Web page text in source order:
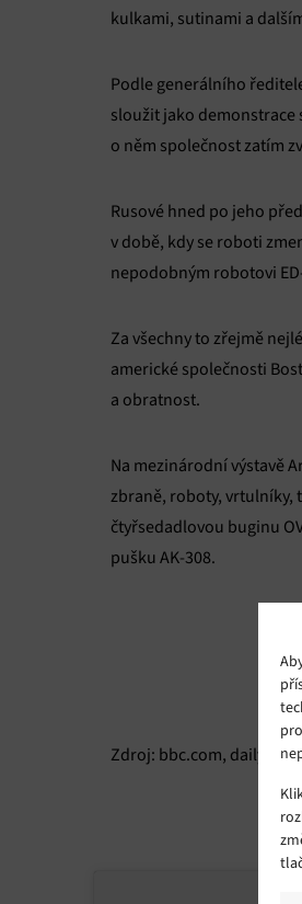
kulkami, sutinami a
Podle generálního
sloužit jako demonstrace
o něm společnost zatím
Rusové hned po jeho
v době, kdy se roboti
nepodobným robotovi
Za všechny to zřejmě
americké společnosti
a obratnost.
Na mezinárodní výstavě
zbraně, roboty, vrtulníky,
čtyřsedadlovou buginu
pušku AK-308.
Zdroj: bbc.com,